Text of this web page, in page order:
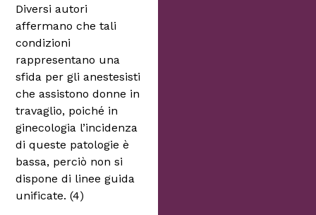
Diversi autori
affermano che tali
condizioni
rappresentano una
sfida per gli anestesisti
che assistono donne in
travaglio, poiché in
ginecologia l’incidenza
di queste patologie è
bassa, perciò non si
dispone di linee guida
unificate. (4)